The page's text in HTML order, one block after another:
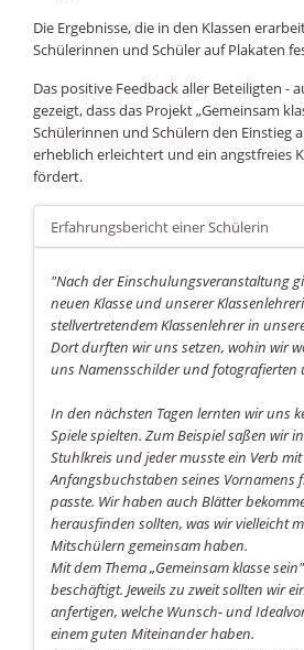
Die Ergebnisse, die in den Klassen
Schülerinnen und Schüler auf Plakaten
Das positive Feedback aller Beteiligten -
gezeigt, dass das Projekt „Gemeinsam
Schülerinnen und Schülern den Einstieg
erheblich erleichtert und ein angstfreies
fördert.
Erfahrungsbericht einer Schülerin
"Nach der Einschulungsveranstaltung
neuen Klasse und unserer
stellvertretendem Klassenlehrer in
Dort durften wir uns setzen, wohin wir
uns Namensschilder und fotografierten
In den nächsten Tagen lernten wir uns
Spiele spielten. Zum Beispiel saßen wir
Stuhlkreis und jeder musste ein Verb
Anfangsbuchstaben seines Vornamens
passte. Wir haben auch Blätter
herausfinden sollten, was wir vielleicht
Mitschülern gemeinsam haben.
Mit dem Thema „Gemeinsam klasse
beschäftigt. Jeweils zu zweit sollten wir
anfertigen, welche Wunsch- und
einem guten Miteinander haben.